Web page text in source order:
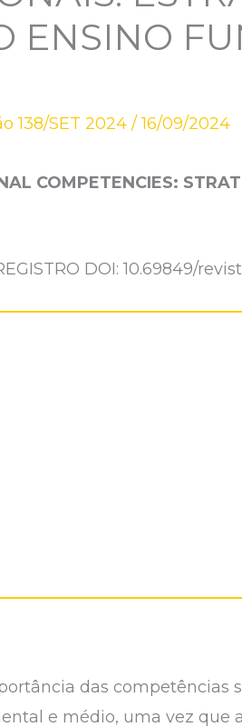
ENSINO
138/SET 2024 /16/09/2024
COMPETENCIES:
DOI: 10.69849/
das competências
e médio, uma vez que